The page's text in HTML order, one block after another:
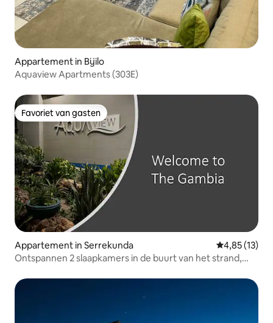
Appartement in Bijilo
Aquaview Apartments (303E)
Favoriet van gasten
Favoriet van gasten
Appartement in Serrekunda Gemiddelde
4,85 (13)
Ontspannen 2 slaapkamers in de buurt van het strand,